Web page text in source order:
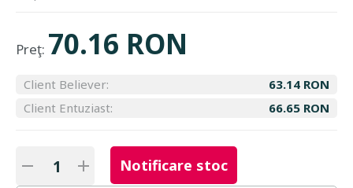
Preţ: 70.16 RON
Client Believer:
63.14 RON
Client Entuziast:
66.65 RON
Notificare stoc